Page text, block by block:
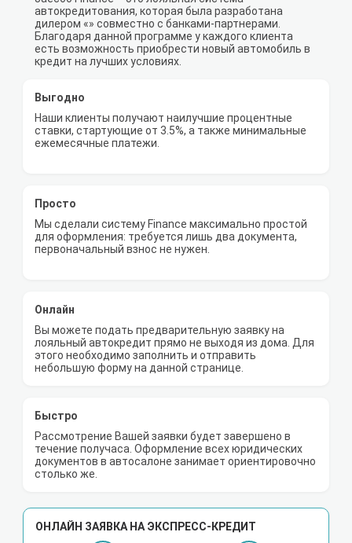
автокредитования, которая была разработана
дилером «» совместно с банками-партнерами.
Благодаря данной программе у каждого клиента
есть возможность приобрести новый автомобиль в
кредит на лучших условиях.
Выгодно
Наши клиенты получают наилучшие процентные
ставки, стартующие от 3.5%, а также минимальные
ежемесячные платежи.
Просто
Мы сделали систему Finance максимально простой
для оформления: требуется лишь два документа,
первоначальный взнос не нужен.
Онлайн
Вы можете подать предварительную заявку на
лояльный автокредит прямо не выходя из дома. Для
этого необходимо заполнить и отправить
небольшую форму на данной странице.
Быстро
Рассмотрение Вашей заявки будет завершено в
течение получаса. Оформление всех юридических
документов в автосалоне занимает ориентировочно
столько же.
ОНЛАЙН ЗАЯВКА НА ЭКСПРЕСС-КРЕДИТ